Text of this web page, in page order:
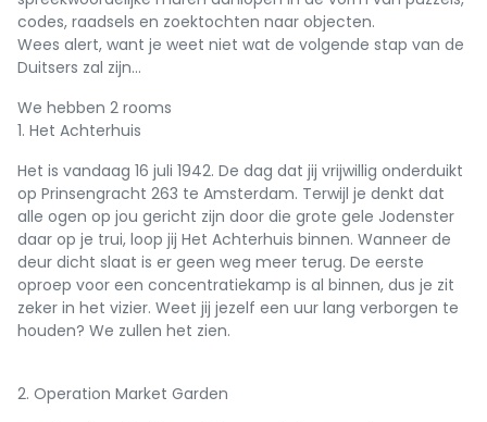
codes, raadsels en zoektochten naar objecten.
Wees alert, want je weet niet wat de volgende stap van de
Duitsers zal zijn…
We hebben 2 rooms
1. Het Achterhuis
Het is vandaag 16 juli 1942. De dag dat jij vrijwillig onderduikt
op Prinsengracht 263 te Amsterdam. Terwijl je denkt dat
alle ogen op jou gericht zijn door die grote gele Jodenster
daar op je trui, loop jij Het Achterhuis binnen. Wanneer de
deur dicht slaat is er geen weg meer terug. De eerste
oproep voor een concentratiekamp is al binnen, dus je zit
zeker in het vizier. Weet jij jezelf een uur lang verborgen te
houden? We zullen het zien.
2. Operation Market Garden